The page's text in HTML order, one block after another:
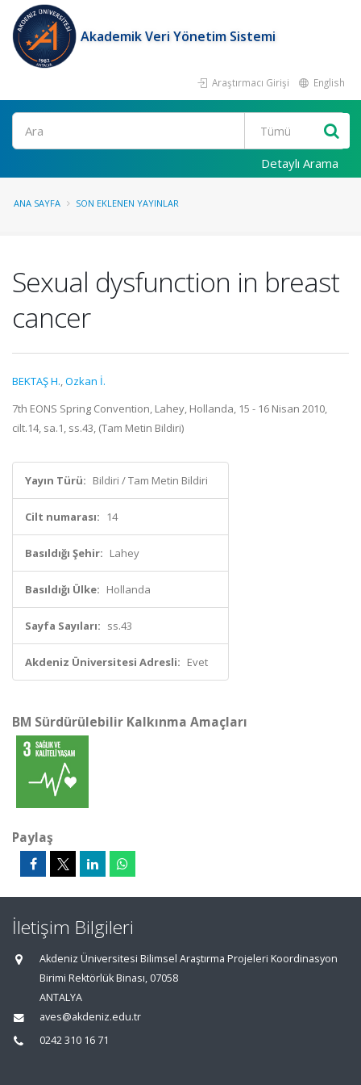
Akademik Veri Yönetim Sistemi
Araştırmacı Girişi English
Ara
Detaylı Arama
ANA SAYFA SON EKLENEN YAYINLAR
Sexual dysfunction in breast
cancer
BEKTAŞ H.,Ozkan İ.
7th EONS Spring Convention, Lahey, Hollanda, 15 - 16 Nisan 2010,
cilt.14, sa.1, ss.43, (Tam Metin Bildiri)
Yayın Türü: Bildiri / Tam Metin Bildiri
Cilt numarası: 14
Basıldığı Şehir: Lahey
Basıldığı Ülke: Hollanda
Sayfa Sayıları: ss.43
Akdeniz Üniversitesi Adresli: Evet
BM Sürdürülebilir Kalkınma Amaçları
Paylaş
İletişim Bilgileri
Akdeniz Üniversitesi Bilimsel Araştırma Projeleri Koordinasyon
Birimi Rektörlük Binası, 07058
ANTALYA
aves@akdeniz.edu.tr
0242 310 16 71